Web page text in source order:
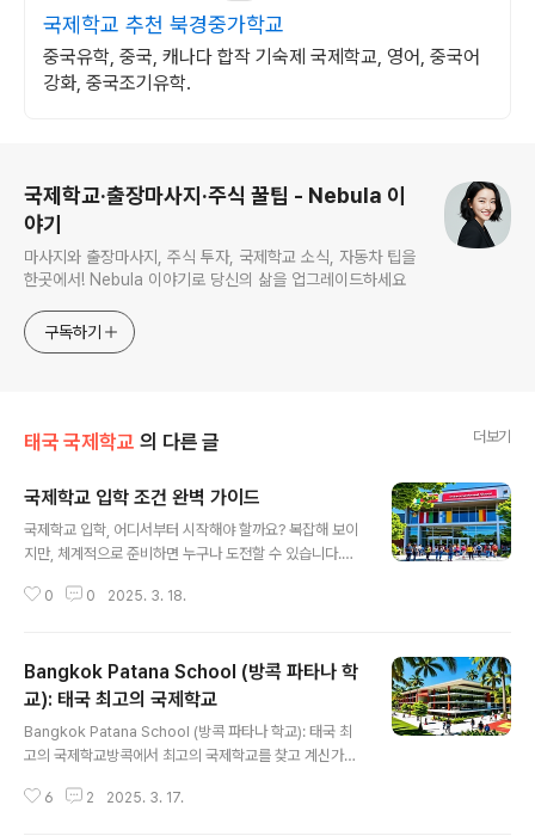
국제학교 추천 북경중가학교
중국유학, 중국, 캐나다 합작 기숙제 국제학교, 영어, 중국어
강화, 중국조기유학.
국제학교·출장마사지·주식 꿀팁 - Nebula 이
야기
마사지와 출장마사지, 주식 투자, 국제학교 소식, 자동차 팁을
한곳에서! Nebula 이야기로 당신의 삶을 업그레이드하세요
구독하기
태국 국제학교 의 다른 글 더보기
국제학교 입학 조건 완벽 가이드
국제학교 입학, 어디서부터 시작해야 할까요? 복잡해 보이
지만, 체계적으로 준비하면 누구나 도전할 수 있습니다.안
대를 맞아 많은 학부모님과 학생들이 국제학교를 선택하고
엔 어디서부터 시작해야 할지 몰라 헤맸던 기억이 있습니
다. 그래서 이번 글에서는 국제학교 입학을 준비하는 과정
에서 꼭 알아야 할 필수 정보를 정리해 드리겠습니다. 단계
별로 차근차근 설명할 테니 끝까지 읽어보세요! 목차 국제
0 0 2025. 3. 18.
Bangkok Patana School (방콕 파타나 학
교): 태국 최고의 국제학교
Bangkok Patana School (방콕 파타나 학교): 태국 최
고의 국제학교방콕에서 최고의 국제학교를 찾고 계신가
뛰어난 시설을 갖춘 명문 국제학교로, 수많은 학부모들에
6 2 2025. 3. 17.